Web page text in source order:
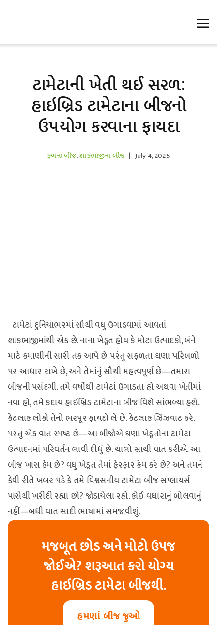
ટામેટાની ખેતી થઈ સરળ:
હાઇબ્રિડ ટામેટાના બીજનો
ઉપયોગ કરવાના ફાયદા
ફળના બીજ,શાકભાજીના બીજ | July 4, 2025
ટામેટાં દુનિયાભરમાં સૌથી વધુ ઉગાડવામાં આવતાં
શાકભાજીમાંથી એક છે. નાના ખેડૂત હોય કે મોટા ઉત્પાદકો, બંને
માટે કમાણીની સારી તક આપે છે. પરંતુ સફળતા ઘણા પરિબળો
પર આધાર રાખે છે, અને તેમાંનું સૌથી મહત્વપૂર્ણ છે—તમારા
બીજની પસંદગી. તમે વર્ષોથી ટામેટાં ઉગાડતા હો અથવા ખેતીમાં
નવા હો, તમે કદાચ હાઇબ્રિડ ટામેટાના બીજ વિશે સાંભળ્યા હશે.
કેટલાક લોકો તેનો ભરપૂર ફાયદો લે છે. કેટલાક ઝિંઝવાટ કરે.
પરંતુ એક વાત સ્પષ્ટ છે—આ બીજોએ ઘણા ખેડૂતોના ટામેટા
ઉત્પાદનમાં પરિવર્તન લાવી દીધું છે. ચાલો સાચી વાત કરીએ. આ
બીજ ખાસ કેમ છે? વધુ ખેડૂત તેમાં ફેરફાર કેમ કરે છે? અને તમને
કેવી રીતે ખબર પડે કે તમે વિશ્વસનીય ટામેટા બીજ સપ્લાયર્સ
પાસેથી ખરીદી રહ્યા છો? જોડાયેલા રહો. કોઈ વધારાનું બોલવાનું
નહીં—બધી વાત સાદી ભાષામાં સમજાવીશું.
મજબૂત છોડ અને મોટો ઉપજ
જોઈએ? શરૂઆત કરો યોગ્ય
હાઇબ્રિડ ટામેટા બીજથી.
હમણાં બીજ જુઓ